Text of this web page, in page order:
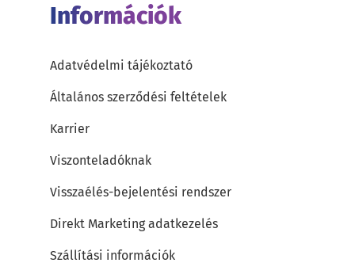
Információk
Adatvédelmi tájékoztató
Általános szerződési feltételek
Karrier
Viszonteladóknak
Visszaélés-bejelentési rendszer
Direkt Marketing adatkezelés
Szállítási információk